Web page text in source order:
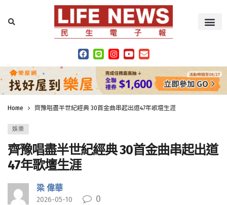
Home 齊豫唱盡半世紀經典 30首金曲串起出道47年歌壇生涯
娛樂
齊豫唱盡半世紀經典 30首金曲串起出道
47年歌壇生涯
梁 偉華
2026-05-10 0